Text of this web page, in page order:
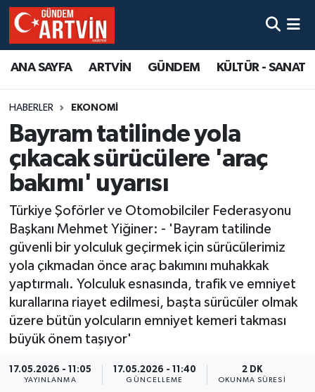
ANA SAYFA ARTVİN GÜNDEM KÜLTÜR - SANAT
HABERLER EKONOMİ
Bayram tatilinde yola
çıkacak sürücülere 'araç
bakımı' uyarısı
Türkiye Şoförler ve Otomobilciler Federasyonu
Başkanı Mehmet Yiğiner: - 'Bayram tatilinde
güvenli bir yolculuk geçirmek için sürücülerimiz
yola çıkmadan önce araç bakımını muhakkak
yaptırmalı. Yolculuk esnasında, trafik ve emniyet
kurallarına riayet edilmesi, başta sürücüler olmak
üzere bütün yolcuların emniyet kemeri takması
büyük önem taşıyor'
17.05.2026 - 11:05
YAYINLANMA
17.05.2026 - 11:40
GÜNCELLEME
2 DK
OKUNMA SÜRESI